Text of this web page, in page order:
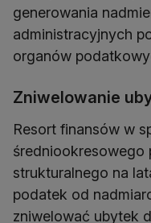
generowania
administracyjnych
organów
Zniwelowanie
Resort finansów w
średniookresowego
strukturalnego na
podatek od
zniwelować ubytek